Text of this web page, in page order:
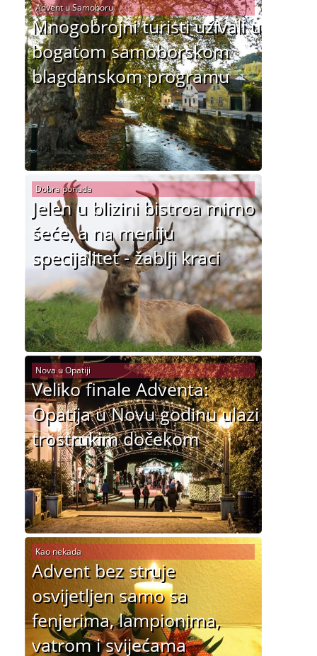
Mnogobrojni turisti uživali u
bogatom samoborskom
blagdanskom programu
Advent u Samoboru
Jelen u blizini bistroa mirno
šeće, a na meniju
specijalitet - žablji kraci
Dobra ponuda
Veliko finale Adventa:
Opatija u Novu godinu ulazi
trostrukim dočekom
Nova u Opatiji
Advent bez struje
osvijetljen samo sa
fenjerima, lampionima,
vatrom i svijećama
Kao nekada